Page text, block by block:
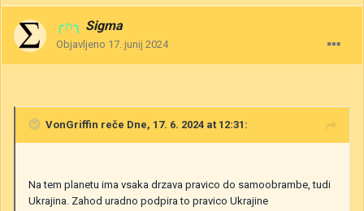
╭∩╮ Sigma
Objavljeno 17. junij 2024
VonGriffin reče Dne, 17. 6. 2024 at 12:31:
Na tem planetu ima vsaka drzava pravico do samoobrambe, tudi
Ukrajina. Zahod uradno podpira to pravico Ukrajine